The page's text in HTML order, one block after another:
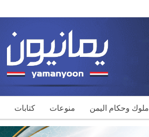
ملوك وحكام اليمن منوعات كتابات